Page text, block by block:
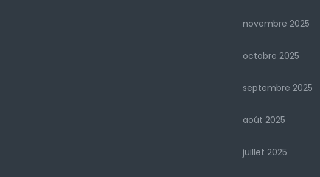
novembre 2025
octobre 2025
septembre 2025
août 2025
juillet 2025